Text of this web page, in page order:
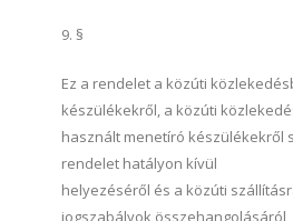
9. §
Ez a rendelet a közúti
készülékekről, a közúti
használt menetíró készülékekről
rendelet hatályon kívül
helyezéséről és a közúti
jogszabályok összehangolásáról